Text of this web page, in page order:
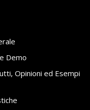
Demo
Opinioni ed Esempi